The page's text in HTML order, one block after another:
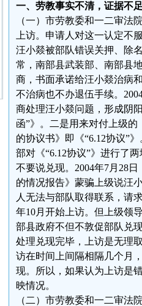
一、劳教事实不清，证据不
（一）市劳教委和一二审法
上访。申请人对这一认定不
汪小燚被部队错误关押、除
常，南部县武装部、南部县
商，书面承诺给汪小燚治病
不治病也不办退伍手续。
商处理汪小燚问题，形成阴
函”》。二是用来对付上级
的协议书》即《“6.12协议”
部对《“6.12协议”》进行了
不要说兑现。2004年7月28
的情况报告》蒙骗上级说汪
人无法与部队取得联系，请
年10月开始上访。但上级领
部县政府不但不敦促部队兑
处理兑现完毕，上访是无理
访在时间上间隔相隔几个月
现。所以，如果认为上访是
映情况。
（二）市劳教委和一二审法